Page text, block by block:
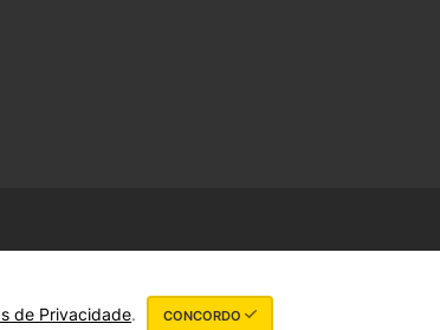
de Privacidade. CONCORDO